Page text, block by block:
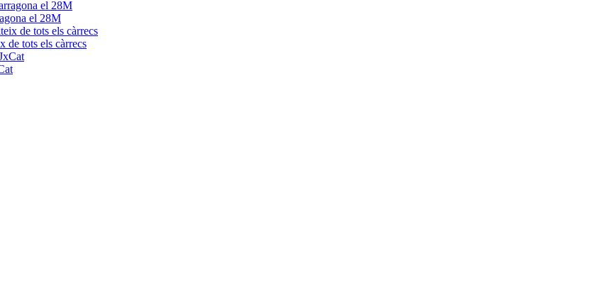
el 28M
de tots els càrrecs